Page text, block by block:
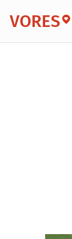
VORES